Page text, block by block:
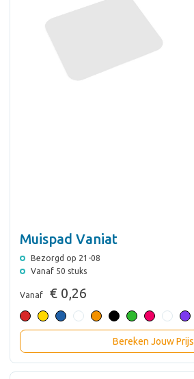
Muispad Vaniat
Bezorgd op 21-08
Vanaf 50 stuks
Vanaf € 0,26
Bereken Jouw Prijs